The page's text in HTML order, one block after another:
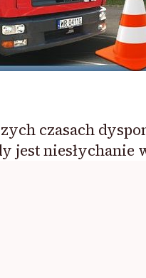
czasach
jest niesłychanie